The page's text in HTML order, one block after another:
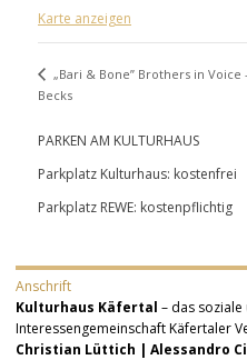
Karte anzeigen
„Bari & Bone” Brothers in Voice
Becks
PARKEN AM KULTURHAUS
Parkplatz Kulturhaus: kostenfrei
Parkplatz REWE: kostenpflichtig
Anschrift
Kulturhaus Käfertal – das
Interessengemeinschaft Käfertaler
Christian Lüttich | Alessandro